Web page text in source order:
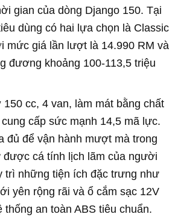
gian của dòng Django 150. Tại
dùng có hai lựa chọn là Classic
mức giá lần lượt là 14.990 RM và
đương khoảng 100-113,5 triệu
cc, 4 van, làm mát bằng chất
cung cấp sức mạnh 14,5 mã lực.
đủ để vận hành mượt mà trong
được cá tính lịch lãm của người
trì những tiện ích đặc trưng như
yên rộng rãi và ổ cắm sạc 12V
thống an toàn ABS tiêu chuẩn.